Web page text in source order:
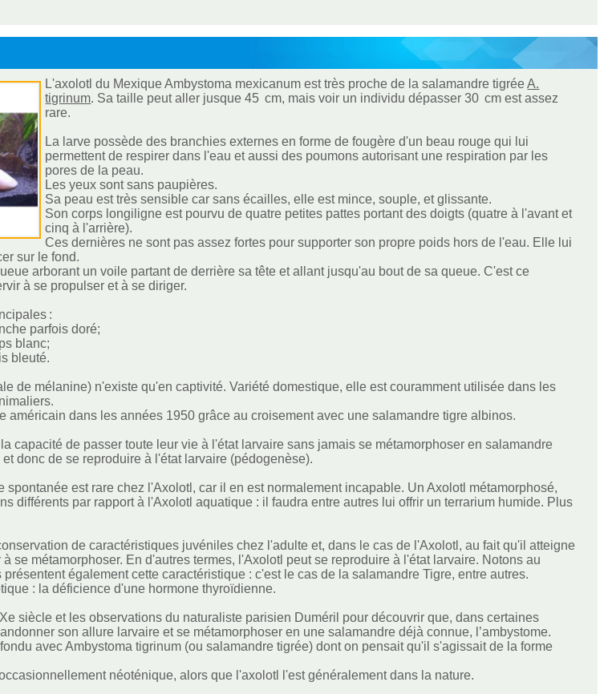
L'axolotl du Mexique Ambystoma mexicanum est très proche de la salamandre tigréeA.
tigrinum. Sa taille peut aller jusque 45 cm, mais voir un individu dépasser 30 cm est assez
rare.
La larve possède des branchies externes en forme de fougère d'un beau rouge qui lui
permettent de respirer dans l'eau et aussi des poumons autorisant une respiration par les
pores de la peau.
Les yeux sont sans paupières.
Sa peau est très sensible car sans écailles, elle est mince, souple, et glissante.
Son corps longiligne est pourvu de quatre petites pattes portant des doigts (quatre à l'avant et
cinq à l'arrière).
Ces dernières ne sont pas assez fortes pour supporter son propre poids hors de l'eau. Elle lui
sur le fond.
arborant un voile partant de derrière sa tête et allant jusqu'au bout de sa queue. C'est ce
à se propulser et à se diriger.
:
parfois doré;
blanc;
bleuté.
de mélanine) n'existe qu'en captivité. Variété domestique, elle est couramment utilisée dans les
américain dans les années 1950 grâce au croisement avec une salamandre tigre albinos.
capacité de passer toute leur vie à l'état larvaire sans jamais se métamorphoser en salamandre
donc de se reproduire à l'état larvaire (pédogenèse).
spontanée est rare chez l'Axolotl, car il en est normalement incapable. Un Axolotl métamorphosé,
différents par rapport à l'Axolotl aquatique : il faudra entre autres lui offrir un terrarium humide. Plus
de caractéristiques juvéniles chez l'adulte et, dans le cas de l'Axolotl, au fait qu'il atteigne
se métamorphoser. En d'autres termes, l'Axolotl peut se reproduire à l'état larvaire. Notons au
également cette caractéristique : c'est le cas de la salamandre Tigre, entre autres.
: la déficience d'une hormone thyroïdienne.
siècle et les observations du naturaliste parisien Duméril pour découvrir que, dans certaines
son allure larvaire et se métamorphoser en une salamandre déjà connue, l’ambystome.
avec Ambystoma tigrinum (ou salamandre tigrée) dont on pensait qu'il s'agissait de la forme
néoténique, alors que l'axolotl l'est généralement dans la nature.